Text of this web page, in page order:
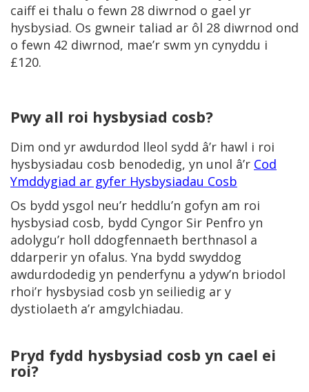
caiff ei thalu o fewn 28 diwrnod o gael yr
hysbysiad. Os gwneir taliad ar ôl 28 diwrnod ond
o fewn 42 diwrnod, mae’r swm yn cynyddu i
£120.
Pwy all roi hysbysiad cosb?
Dim ond yr awdurdod lleol sydd â’r hawl i roi
hysbysiadau cosb benodedig, yn unol â’r Cod
Ymddygiad ar gyfer Hysbysiadau Cosb
Os bydd ysgol neu’r heddlu’n gofyn am roi
hysbysiad cosb, bydd Cyngor Sir Penfro yn
adolygu’r holl ddogfennaeth berthnasol a
ddarperir yn ofalus. Yna bydd swyddog
awdurdodedig yn penderfynu a ydyw’n briodol
rhoi’r hysbysiad cosb yn seiliedig ar y
dystiolaeth a’r amgylchiadau.
Pryd fydd hysbysiad cosb yn cael ei
roi?